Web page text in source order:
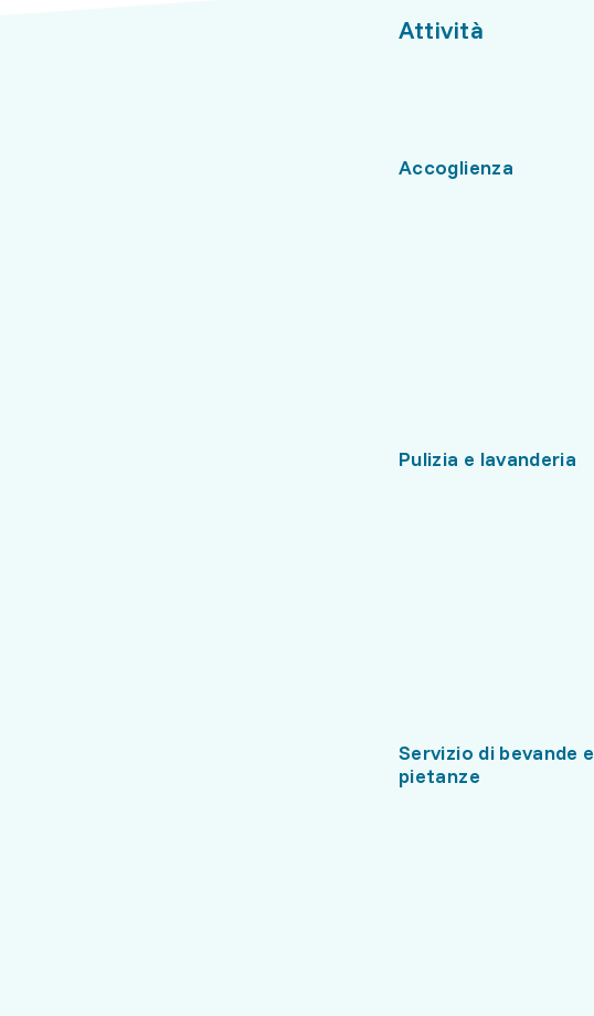
Attività
Accoglienza
Pulizia e lavanderia
Servizio di bevande e
pietanze